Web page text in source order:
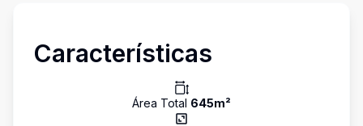
Características
Área Total 645m²